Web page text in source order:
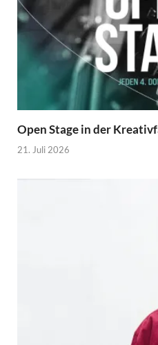
Open Stage in der
21. Juli 2026